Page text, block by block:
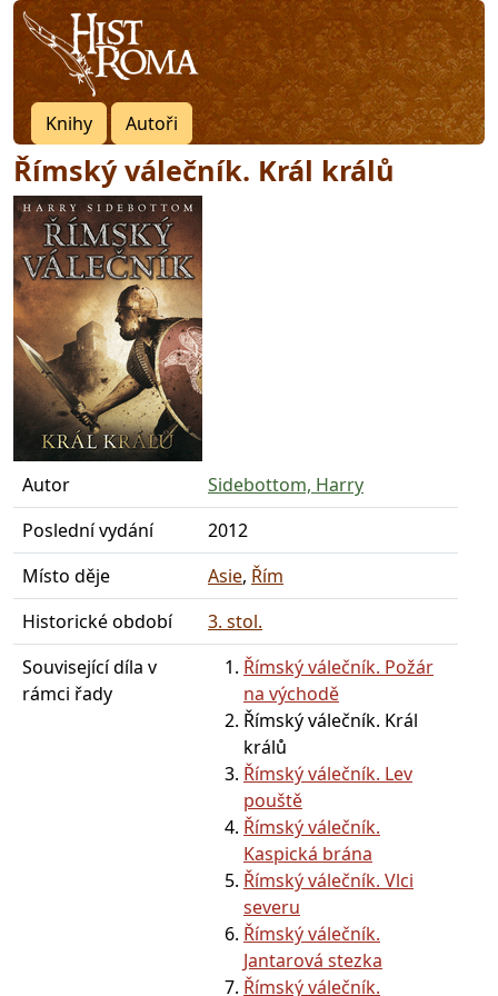
Knihy Autoři
Římský válečník. Král králů
Autor
Sidebottom, Harry
Poslední vydání
2012
Místo děje
Asie, Řím
Historické období
3. stol.
Související díla v
rámci řady
Římský válečník. Požár
na východě
Římský válečník. Král
králů
Římský válečník. Lev
pouště
Římský válečník.
Kaspická brána
Římský válečník. Vlci
severu
Římský válečník.
Jantarová stezka
Římský válečník.